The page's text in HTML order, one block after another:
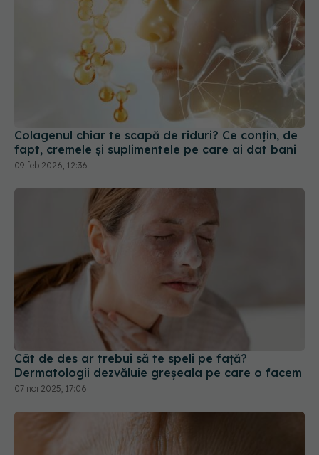
Colagenul chiar te scapă de riduri? Ce conțin, de
fapt, cremele și suplimentele pe care ai dat bani
09 feb 2026, 12:36
Cât de des ar trebui să te speli pe față?
Dermatologii dezvăluie greșeala pe care o facem
07 noi 2025, 17:06